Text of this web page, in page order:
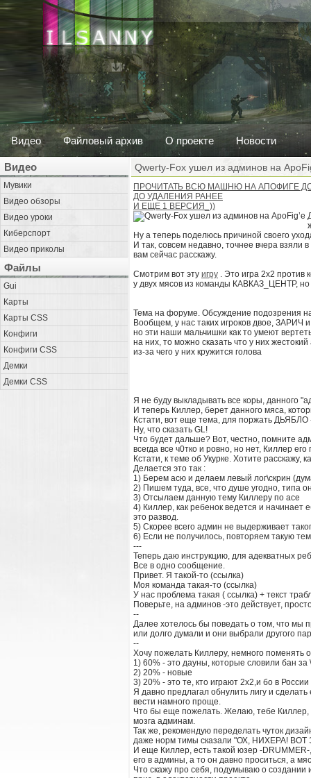
Видео Файловый архив О проекте Новости
Видео
Мувики
Видео обзоры
Видео уроки
Киберспорт
Видео приколы
Файлы
Gui
Карты
Карты CSS
Конфиги
Конфиги CSS
Демки
Демки CSS
Qwerty-Fox ушел из админов на
ПРОЧИТАТЬ ВСЮ МАШНЮ НА АПОФИГЕ
ДО УДАЛЕНИЯ РАНЕЕ
И ЕЩЕ 1 ВЕРСИЯ_))
Ну а теперь поделюсь причиной своего
И так, совсем недавно, точнее вчера
вам сейчас расскажу.
Смотрим вот эту игру . Это игра 2х2
у двух мясов из команды КАВКАЗ_ЦЕНТР,
Тема на форуме. Обсуждение подозрения
Вообщем, у нас таких игроков двое,
но эти наши мальчишки как то умеют
на них, то можно сказать что у них жестокий
из-за чего у них кружится голова
Я не буду выкладывать все коры, данного
И теперь Киллер, берет данного мяса,
Кстати, вот еще тема, для поржать ДЬЯБЛО
Ну, что сказать GL!
Что будет дальше? Вот, честно, помните
всегда все ч0тко и ровно, но нет, Киллер
Кстати, к теме об Укурке. Хотите расскажу,
Делается это так :
1) Берем асю и делаем левый лог\скрин
2) Пишем туда, все, что душе угодно, типа
3) Отсылаем данную тему Киллеру по асе
4) Киллер, как ребенок ведется и начинает
это развод.
5) Скорее всего админ не выдерживает
6) Если не получилось, повторяем такую
---
Теперь даю инструкцию, для адекватных
Все в одно сообщение.
Привет. Я такой-то (ссылка)
Моя команда такая-то (ссылка)
У нас проблема такая ( ссылка) + текст
Поверьте, на админов -это действует,
--
Далее хотелось бы поведать о том, что мы
или долго думали и они выбрали другого
--
Хочу пожелать Киллеру, немного поменять
1) 60% - это дауны, которые словили бан за
2) 20% - новые
3) 20% - это те, кто играют 2х2,и бо в
Я давно предлагал обнулить лигу и
вести намного проще.
Что бы еще пожелать. Желаю, тебе Киллер,
мозга админам.
Так же, рекомендую переделать чуток
даже норм тимы сказали "ОХ, НИХЕРА! ВОТ
И еще Киллер, есть такой юзер -
его в админы, а то он давно проситься, а
Что скажу про себя, подумываю о создании